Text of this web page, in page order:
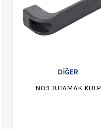
DİĞER
NO:1 TUTAMAK KULP